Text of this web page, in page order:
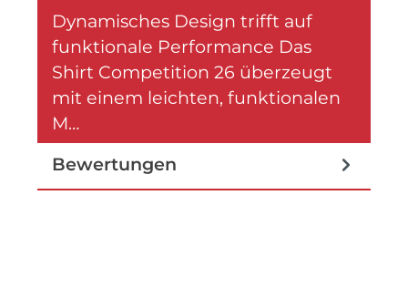
Dynamisches Design trifft auf
funktionale Performance Das
Shirt Competition 26 überzeugt
mit einem leichten, funktionalen
M…
Bewertungen